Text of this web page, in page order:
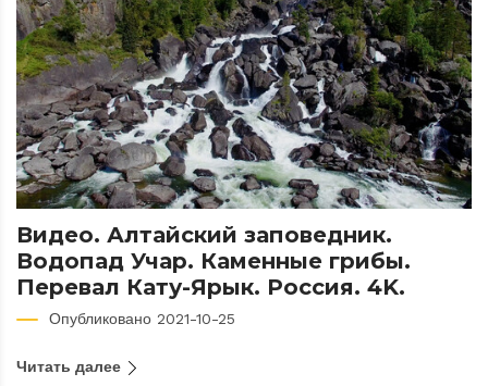
Видео. Алтайский заповедник.
Водопад Учар. Каменные грибы.
Перевал Кату-Ярык. Россия. 4K.
Опубликовано 2021-10-25
Читать далее